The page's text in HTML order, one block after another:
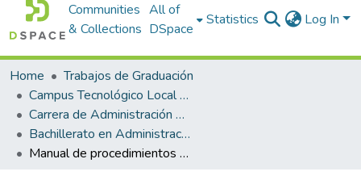
Communities
& Collections
All of
DSpace
Statistics Log In
Home
Trabajos de Graduación
Campus Tecnológico Local San Carlos
Carrera de Administración de Empresas
Bachillerato en Administración de Empresas
Manual de procedimientos y manual de puestos para el area investigativa de demoscopia S.A.